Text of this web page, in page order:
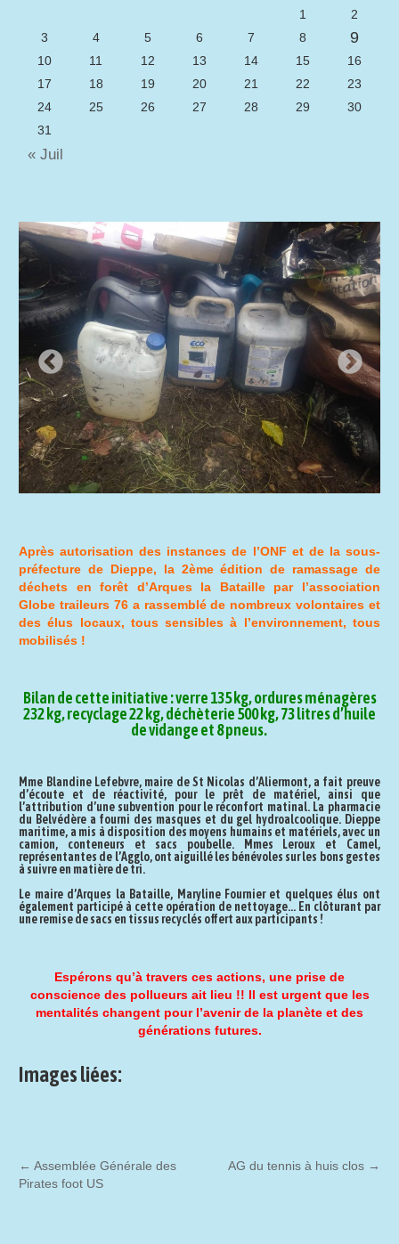
Après autorisation des instances de l’ONF et de la sous-
préfecture de Dieppe, la 2ème édition de ramassage de
déchets en forêt d’Arques la Bataille par l’association
Globe traileurs 76 a rassemblé de nombreux volontaires et
des élus locaux, tous sensibles à l’environnement, tous
mobilisés !
Bilan de cette initiative : verre 135 kg, ordures ménagères
232 kg, recyclage 22 kg, déchèterie 500 kg, 73 litres d’huile
de vidange et 8 pneus.
Mme Blandine Lefebvre, maire de St Nicolas d’Aliermont, a fait preuve
d’écoute et de réactivité, pour le prêt de matériel, ainsi que
l’attribution d’une subvention pour le réconfort matinal. La pharmacie
du Belvédère a fourni des masques et du gel hydroalcoolique. Dieppe
maritime, a mis à disposition des moyens humains et matériels, avec un
camion, conteneurs et sacs poubelle. Mmes Leroux et Camel,
représentantes de l’Agglo, ont aiguillé les bénévoles sur les bons gestes
à suivre en matière de tri.
Le maire d’Arques la Bataille, Maryline Fournier et quelques élus ont
également participé à cette opération de nettoyage… En clôturant par
une remise de sacs en tissus recyclés offert aux participants !
Espérons qu’à travers ces actions, une prise de
conscience des pollueurs ait lieu !! Il est urgent que les
mentalités changent pour l’avenir de la planète et des
générations futures.
Images liées:
← Assemblée Générale des
Pirates foot US
AG du tennis à huis clos →
1
2
3
4 5 6 7 8 9
10 11 12 13 14 15
16
17
18 19 20 21 22
23
24
25 26 27 28 29
30
31
« Juil